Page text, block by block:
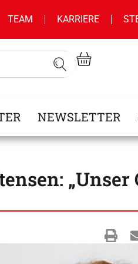
TEAM KARRIERE
NEWSLETTER
„Unser